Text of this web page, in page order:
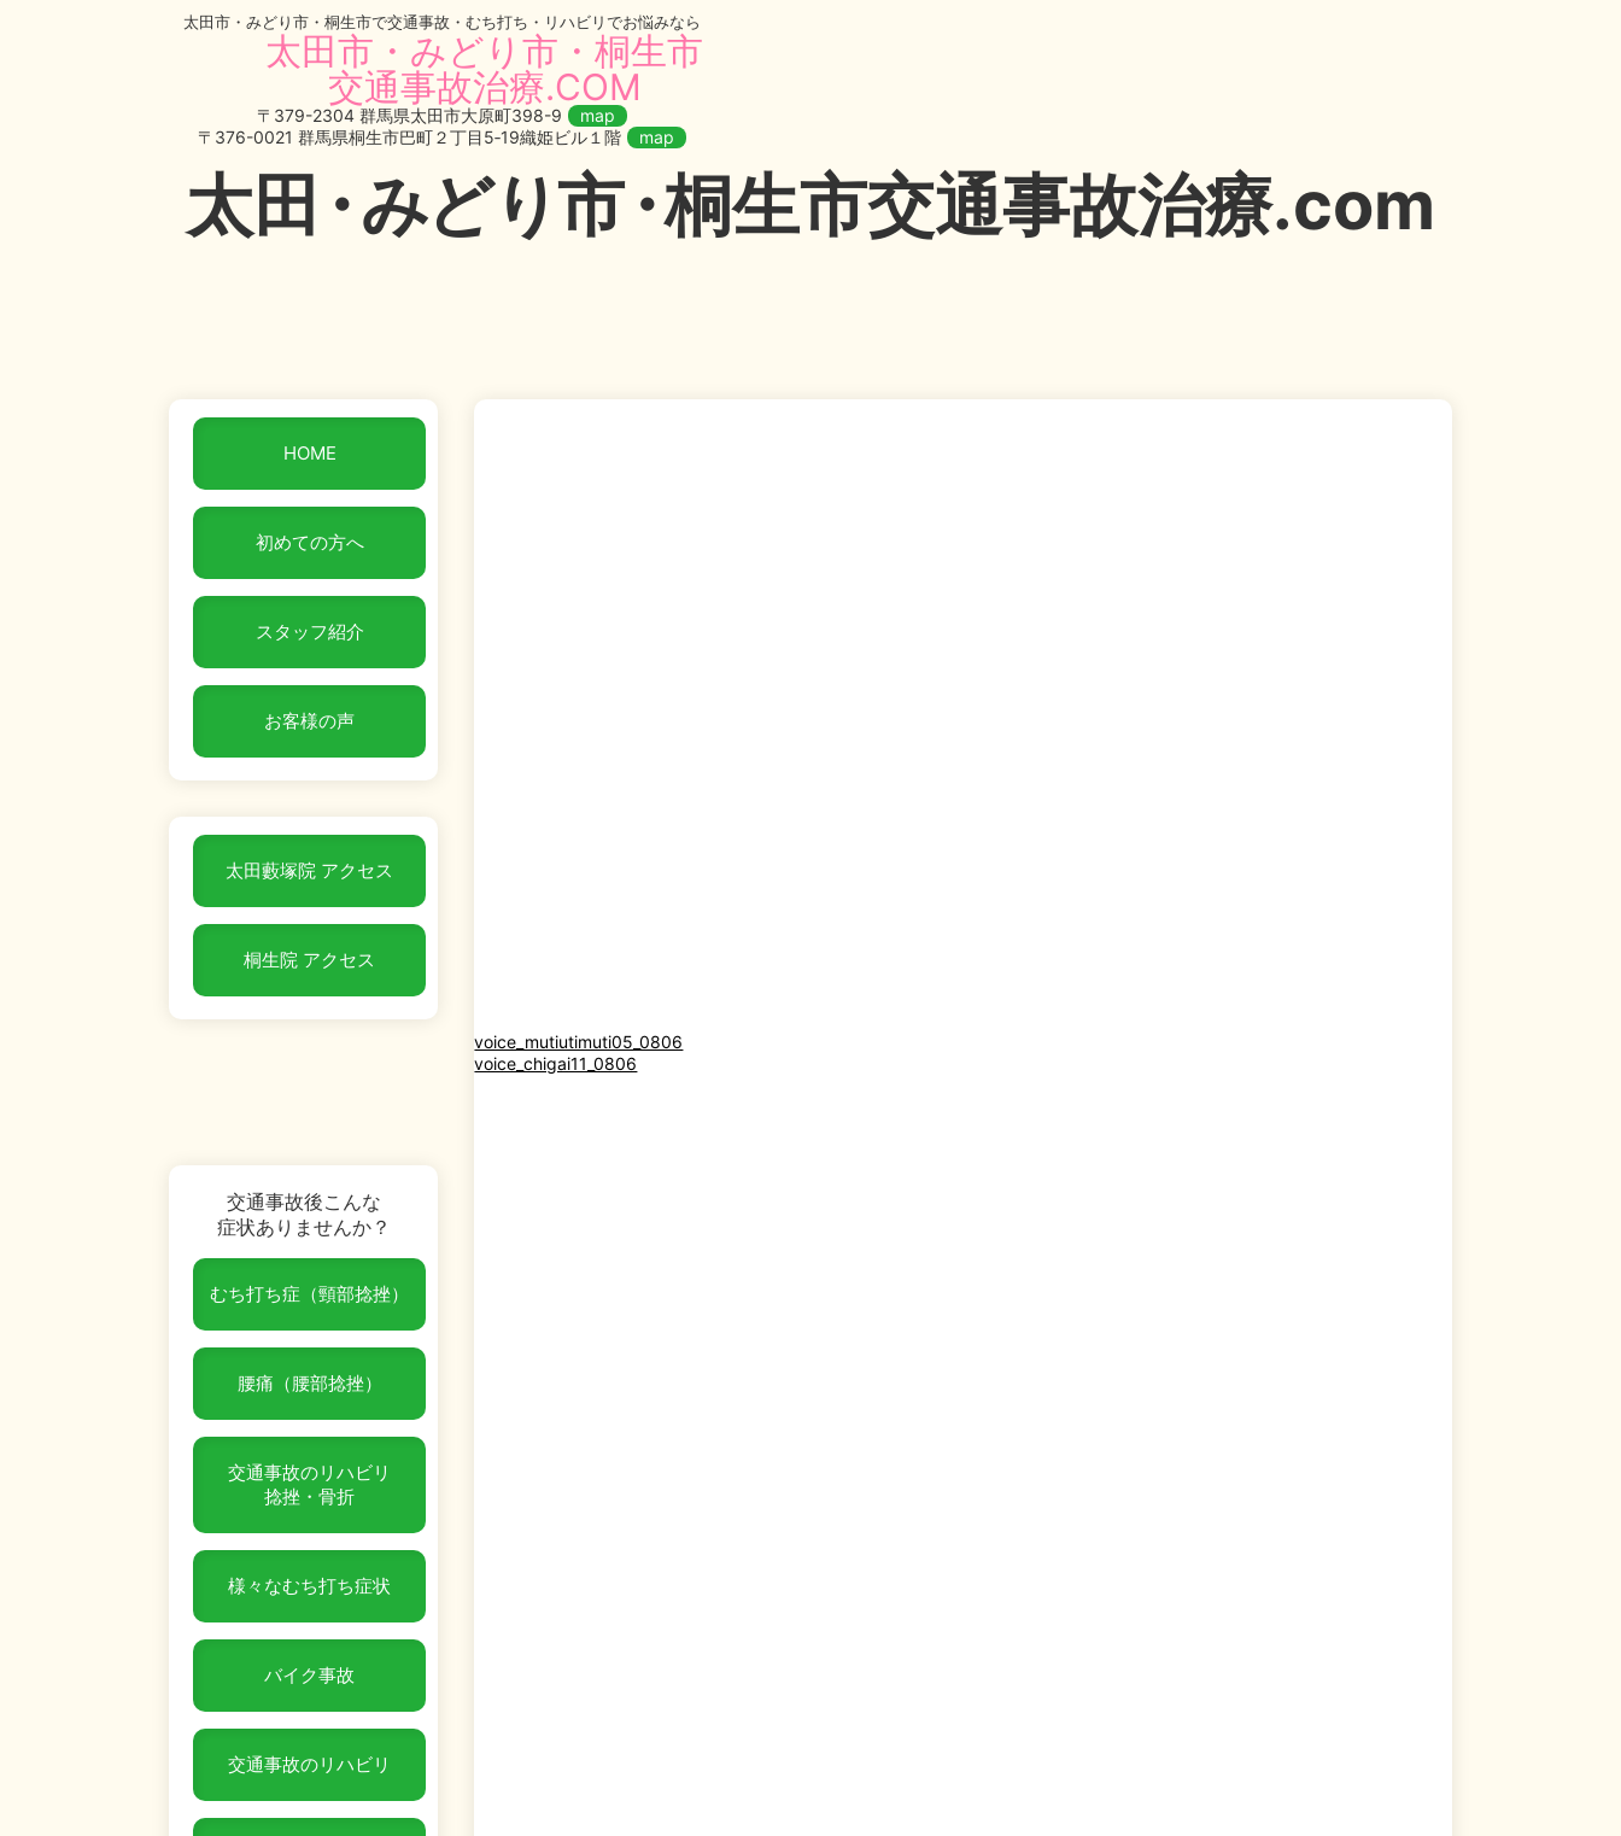
太田市・みどり市・桐生市で交通事故・むち打ち・リハビリでお悩みなら
太田市・みどり市・桐生市
交通事故治療.COM
〒379-2304 群馬県太田市大原町398-9
map
〒376-0021 群馬県桐生市巴町２丁目5‐19織姫ビル１階
map
太田・みどり市・桐生市交通事故治療.com
HOME
初めての方へ
スタッフ紹介
お客様の声
太田藪塚院 アクセス
桐生院 アクセス
交通事故後こんな
症状ありませんか？
むち打ち症（頸部捻挫）
腰痛（腰部捻挫）
交通事故のリハビリ
捻挫・骨折
様々なむち打ち症状
バイク事故
交通事故のリハビリ
voice_mutiutimuti05_0806
voice_chigai11_0806